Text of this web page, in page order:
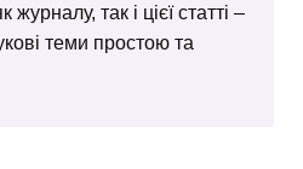
так і цієї статті –
теми простою та